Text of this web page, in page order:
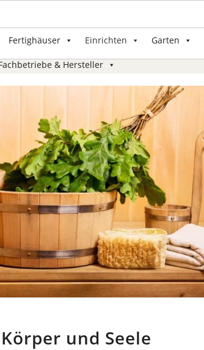
Fertighäuser Einrichten Garten
& Hersteller
und Seele